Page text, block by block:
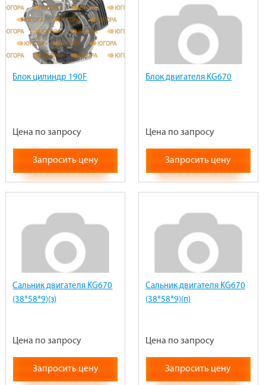
Блок цилиндр 190F
Цена по запросу
Запросить цену
Блок двигателя KG670
Цена по запросу
Запросить цену
Сальник двигателя KG670
(38*58*9)(з)
Цена по запросу
Запросить цену
Сальник двигателя KG670
(38*58*9)(п)
Цена по запросу
Запросить цену